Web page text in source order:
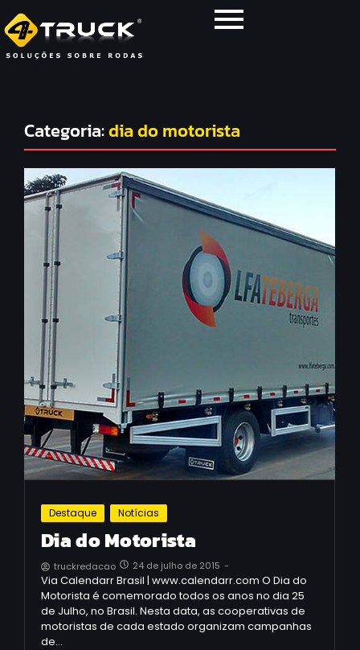
Categoria:dia do motorista
Destaque Notícias
Dia do Motorista
truckredacao 24 de julho de 2015 -
Via Calendarr Brasil | www.calendarr.com O Dia do
Motorista é comemorado todos os anos no dia 25
de Julho, no Brasil. Nesta data, as cooperativas de
motoristas de cada estado organizam campanhas
de…